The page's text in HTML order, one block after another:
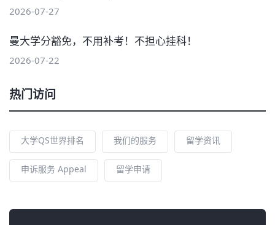
2026-07-27
曼大学分豁免，不用补考！不担心挂科！
2026-07-22
热门访问
大学QS世界排名 我们的服务 留学资讯
申诉服务 Appeal 留学申请